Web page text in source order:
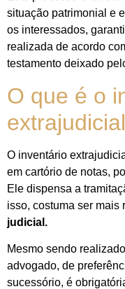
situação patrimonial e
os interessados,
realizada de acordo
testamento deixado
O que é o
extrajudicial
O inventário
em cartório de notas,
Ele dispensa a
isso, costuma ser mais
judicial.
Mesmo sendo
advogado, de
sucessório, é